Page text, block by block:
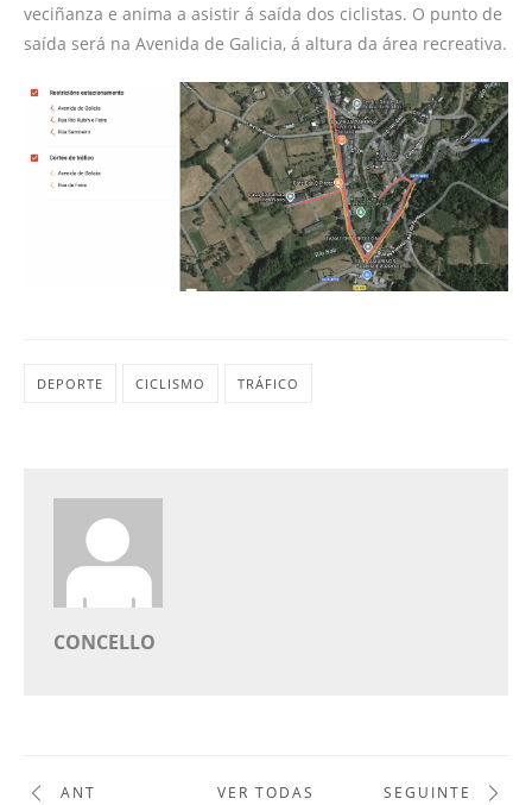
veciñanza e anima a asistir á saída dos ciclistas. O punto de
saída será na Avenida de Galicia, á altura da área recreativa.
DEPORTE CICLISMO TRÁFICO
CONCELLO
ANT VER TODAS SEGUINTE